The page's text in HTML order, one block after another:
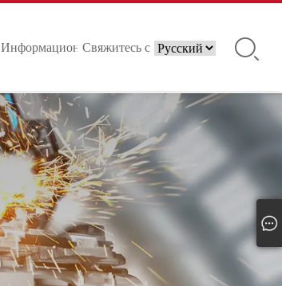
Информационные
центры
Свяжитесь с
нами